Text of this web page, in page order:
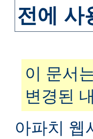
전에 사
이 문서
변경된
아파치 웹